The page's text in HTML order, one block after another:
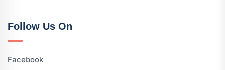
Follow Us On
Facebook